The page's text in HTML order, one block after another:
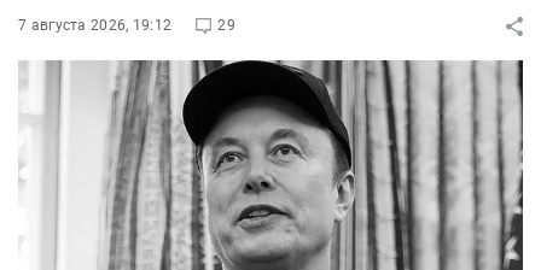
7 августа 2026, 19:12 29